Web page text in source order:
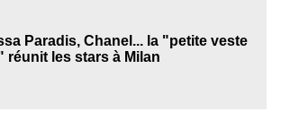
Paradis, Chanel... la "petite veste
réunit les stars à Milan